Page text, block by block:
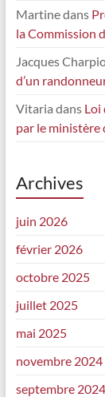
Martinedans
la Commission
Jacques
d’un
Vitaria dans Loi
par le ministère
Archives
juin 2026
février 2026
octobre 2025
juillet 2025
mai 2025
novembre 2024
septembre 2024